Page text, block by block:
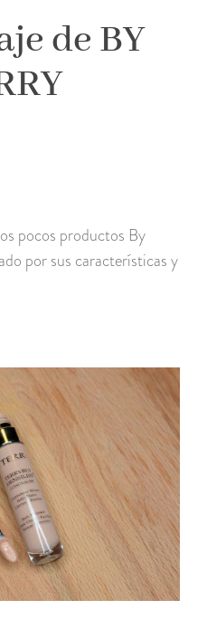
de BY
pocos productos By
por sus características y